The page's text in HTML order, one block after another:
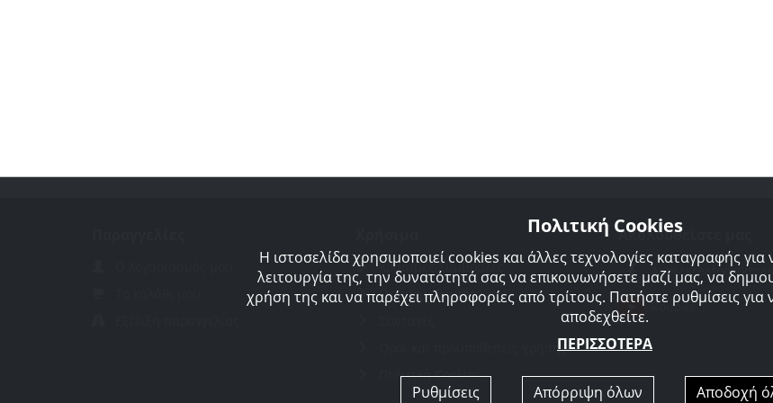
Χρήσιμες Συμβουλές
Οι προμηθευτές μας
Όροι και προϋποθέσεις χρήσης
Πολιτική Cookies
Ακολουθείστε μας
Agorakreatonroupas
Roupas
Πολιτική Cookies
Η ιστοσελίδα χρησιμοποιεί cookies και άλλες τεχνολογίες καταγραφής
λειτουργία της, την δυνατότητά σας να επικοινωνήσετε μαζί μας, να
χρήση της και να παρέχει πληροφορίες από τρίτους. Πατήστε ρυθμίσεις για
αποδεχθείτε.
ΠΕΡΙΣΣΟΤΕΡΑ
Ρυθμίσεις Απόρριψη όλων Αποδοχή